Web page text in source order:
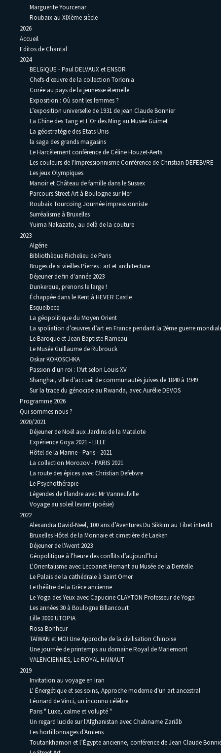
Marguerite Yourcenar
Roubaix au XIXème siècle
2026
Accueil
Editos de Chantal
2024
BELGIQUE - Paul DELVAUX et ENSOR
Chefs-d'œuvre de la collection Torlonia
Corée au pays de la jeunesse éternelle
Exposition : Où sont les femmes ?
L’exposition universelle de 1931 de jean Claude Bonnier
La Chine des Tang et L'Or des Ming au Musée Guimet
La géostratégie des Etats Unis
la saga des grands magasins
Le Harcèlement conférence de Céline Houzet-Aerts
Les couleurs de l'Impressionnisme Conférence de Christian DEFEBVRE
Les jeux Olympiques
Manoir et Château de famille dans le Sussex
Parcours Street Art à Boulogne sur Mer
Roubaix Tourcoing Journée impressionniste
Surréalisme à Bruxelles
Yuima Nakazato, au delà de la couture
2023
Algérie
Bibliothèque Richelieu de Paris
Bruges de si vieilles Pierres : art et architecture
Déjeuner de fin d'année 2023
Dunkerque, prenons le large !
Échappée dans le Kent à HEVER Castle
Esquelbecq
La géopolitique du Moyen Orient
La spoliation d’œuvres d’art en France pendant la 2ème guerre
Le Baroque et Jean Baptiste Rameau
Le Musée Guillaume de Rubrouck
Oskar KOKOSCHKA
Passion d'un roi : l'Art selon Louis XV
Shanghai, ville d'accueil de communautés juives de 1840 à 1949
Sur la trace du génocide au Rwanda, avec Aurélie DEVOS
Programme 2026
Qui sommes nous ?
2020/2021
Déjeuner de Noël aux Jardins de la Matelote
Expérience Goya 2021 - LILLE
Hôtel de la Marine - Paris - 2021
La collection Morozov - PARIS 2021
La route des épices avec Christian Defebvre
Le Psychothérapie
Légendes de Flandre avec Mr Vanneufville
Voyage au soleil levant (poésie)
2022
Alexandra David-Neel, 100 ans d’Aventures Du Sikkim au Tibet interdit
Bruxelles Hôtel de la Monnaie et cimetière de Laeken
Déjeuner de l'Avent 2023
Géopolitique à l'heure des conflits d’aujourd’hui
L'Orientalisme avec Lecoanet Hemant au Musée de la Dentelle
Le Palais de la cathédrale à Saint Omer
Le théâtre de la Grèce ancienne
Le Yoga des Yeux avec Capucine CLAYTON Professeur de Yoga
Les années 30 à Boulogne Billancourt
Lille 3000 UTOPIA
Rosa Bonheur
TAÏWAN et MOI Une Approche de la civilisation Chinoise
Une journée de printemps au domaine Royal de Mariemont
VALENCIENNES, Le ROYAL HAINAUT
2019
Invitation au voyage en Iran
L' Énergétique et ses soins, Approche moderne d'un art ancestral
Léonard de Vinci, un inconnu célèbre
Paris " Luxe, calme et volupté "
Un regard lucide sur l'Afghanistan avec Chabname Zariâb
Les hortillonnages d'Amiens
Toutankhamon et l’Égypte ancienne, conférence de Jean Claude